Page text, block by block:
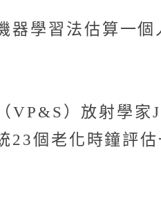
學習法估算一個
VP&S）放射學家
23個老化時鐘評估